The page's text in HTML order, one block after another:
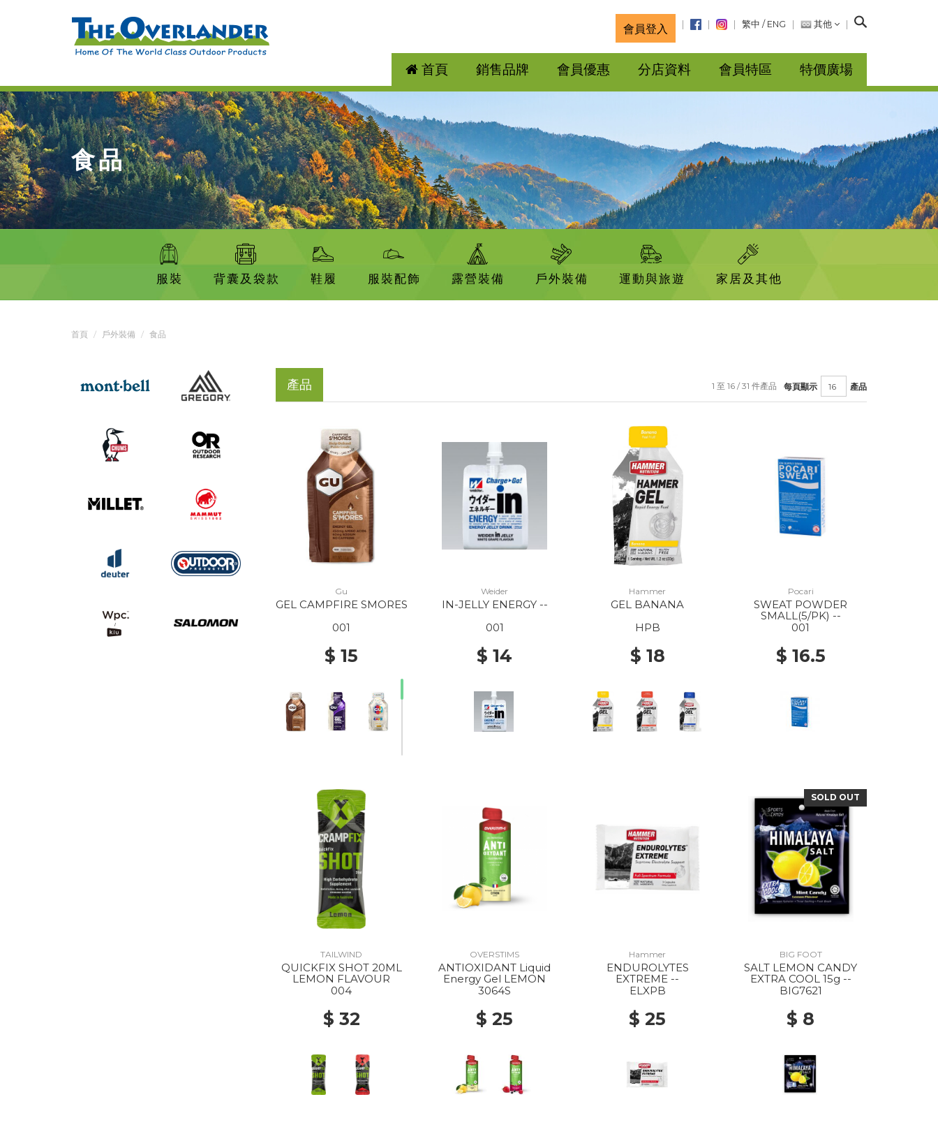
會員登入 繁中 / ENG 其他
搜
首頁 銷售品牌 會員優惠 分店資料 會員特區 特價廣場
食品
服裝 背囊及袋款 鞋履 服裝配飾 露營裝備 戶外裝備 運動與旅遊 家居及其他
首頁 戶外裝備 食品
產品 每頁顯示 產品
1 至 16 / 31 件產品
Gu
GEL CAMPFIRE SMORES
001
$ 15
Weider
IN-JELLY ENERGY --
001
$ 14
Hammer
GEL BANANA
HPB
$ 18
Pocari
SWEAT POWDER
SMALL(5/PK) --
001
$ 16.5
TAILWIND
QUICKFIX SHOT 20ML
LEMON FLAVOUR
004
$ 32
OVERSTIMS
ANTIOXIDANT Liquid
Energy Gel LEMON
3064S
$ 25
Hammer
ENDUROLYTES
EXTREME --
ELXPB
$ 25
SOLD OUT
BIG FOOT
SALT LEMON CANDY
EXTRA COOL 15g --
BIG7621
$ 8